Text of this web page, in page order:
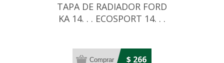
TAPA DE RADIADOR FORD
KA 14. . . ECOSPORT 14. . .
$ 266